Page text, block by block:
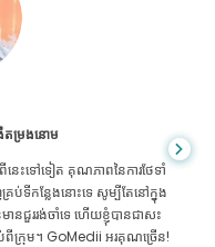
ះពោះវៀន
ដ៏អស្ចារ្យរបស់ GoMedii ដែល
ៅកាន់ប្រទេសឥណ្ឌាដើម្បីទទួលការ
ការជ្រើសរើស GoMedii ។ ពួកគេ
ក់ទំនងដ៏ល្អជាមួយយើង